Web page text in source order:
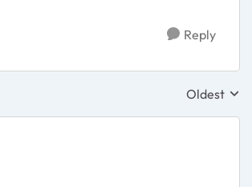
Reply
Replies
Oldest